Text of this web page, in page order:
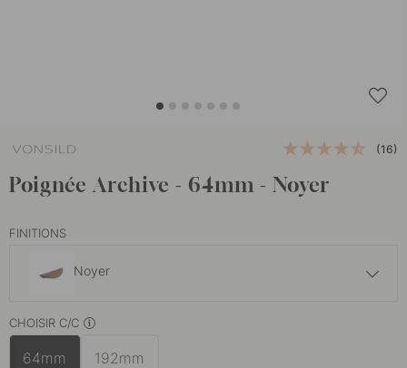
(16)
Poignée Archive - 64mm - Noyer
FINITIONS
Noyer
Noir
CHOISIR C/C
64mm 192mm